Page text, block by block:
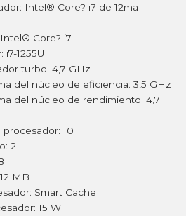
Intel® Core? i7 de 12ma
Core? i7
1255U
turbo: 4,7 GHz
del núcleo de eficiencia: 3,5 GHz
del núcleo de rendimiento: 4,7
10
2
MB
Smart Cache
15 W